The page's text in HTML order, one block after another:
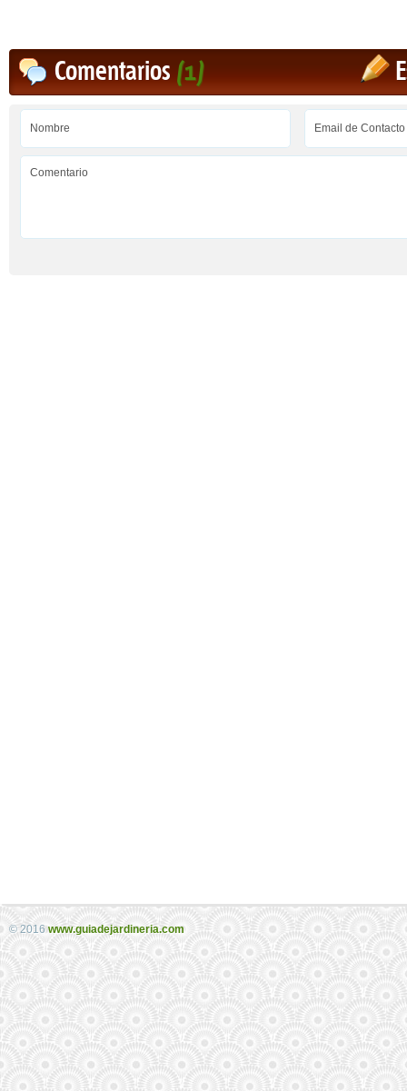
Comentarios(1)
© 2016 www.guiadejardineria.com